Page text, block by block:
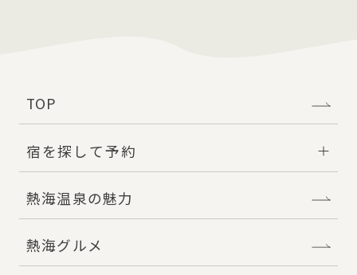
TOP
宿を探して予約
熱海温泉の魅力
熱海グルメ